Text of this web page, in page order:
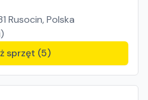
Rusocin, Polska
sprzęt (5)